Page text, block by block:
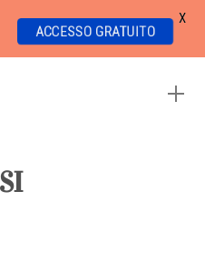
ACCESSO GRATUITO
X